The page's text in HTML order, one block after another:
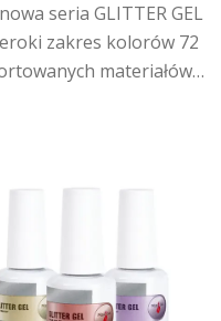
seria GLITTER GEL
zakres kolorów 72
materiałów